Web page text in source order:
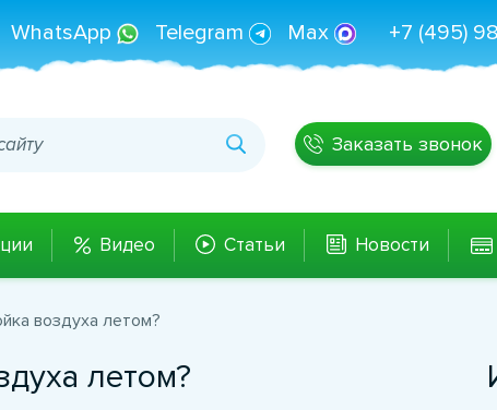
+7 (495)
WhatsApp Telegram Max
Заказать звонок
Видео Статьи Новости
воздуха летом?
летом?